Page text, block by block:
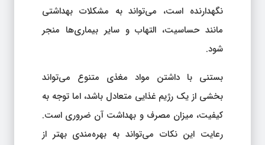
نگهدارنده است، می‌تواند به مشکلات بهداشتی
مانند حساسیت، التهاب و سایر بیماری‌ها منجر
شود.
بستنی با داشتن مواد مغذی متنوع می‌تواند
بخشی از یک رژیم غذایی متعادل باشد، اما توجه به
کیفیت، میزان مصرف و بهداشت آن ضروری است.
رعایت این نکات می‌تواند به بهره‌مندی بهتر از